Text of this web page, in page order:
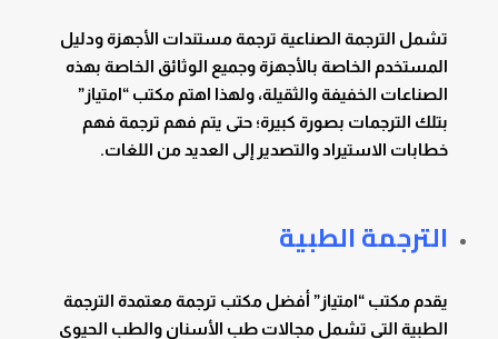
تشمل الترجمة الصناعية ترجمة مستندات الأجهزة ودليل
المستخدم الخاصة بالأجهزة وجميع الوثائق الخاصة بهذه
الصناعات الخفيفة والثقيلة، ولهذا اهتم مكتب “امتياز”
بتلك الترجمات بصورة كبيرة؛ حتى يتم فهم ترجمة فهم
خطابات الاستيراد والتصدير إلى العديد من اللغات.
الترجمة الطبية
يقدم مكتب “امتياز” أفضل مكتب ترجمة معتمدة الترجمة
الطبية التي تشمل مجالات طب الأسنان والطب الحيوي